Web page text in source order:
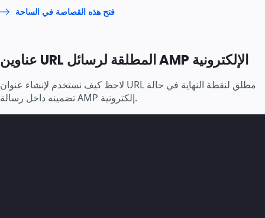
<h1>First Page</
</amp-story
</body
فتح هذه القصاصة في الساحة
عناوين URL المطلقة لرسائل AMP الإلكترونية
لاحظ كيف نستخدم لإنشاء عنوان URL مطلق لنقطة النهاية في حالة
تضمينه داخل رسالة AMP إلكترونية.